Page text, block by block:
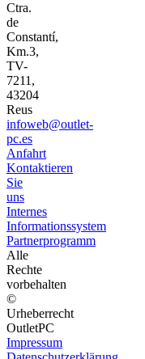
Ctra.
de
Constantí,
Km.3,
TV-
7211,
43204
Reus
infoweb@outlet-
pc.es
Anfahrt
Kontaktieren
Sie
uns
Internes
Informationssystem
Partnerprogramm
Alle
Rechte
vorbehalten
©
Urheberrecht
OutletPC
Impressum